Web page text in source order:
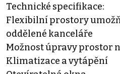
Technické specifikace:
Flexibilní prostory
oddělené kanceláře
Možnost úpravy prostor
Klimatizace a vytápění